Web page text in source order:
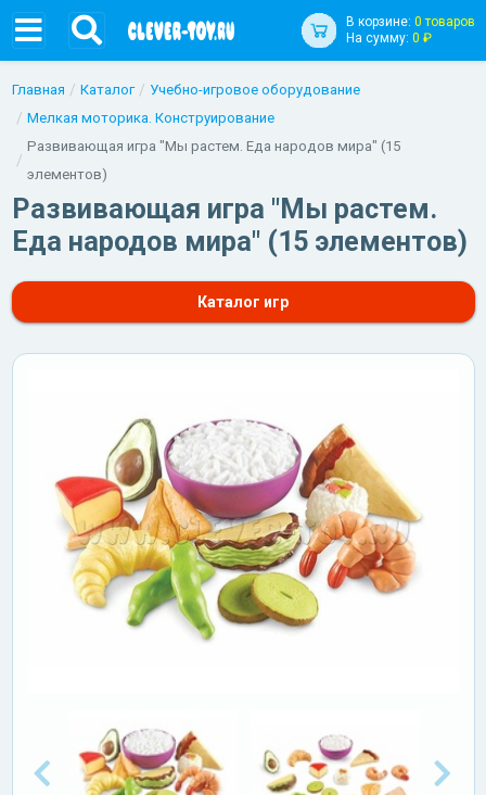
В корзине: 0 товаров
На сумму: 0 ₽
Главная Каталог
Учебно-игровое оборудование
Мелкая моторика. Конструирование
Развивающая игра "Мы растем. Еда народов мира" (15
элементов)
Развивающая игра "Мы растем.
Еда народов мира" (15 элементов)
Каталог игр